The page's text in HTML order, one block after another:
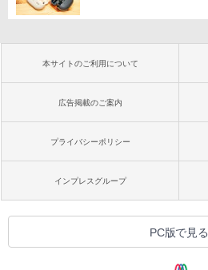
本サイトのご利用について
広告掲載のご案内
プライバシーポリシー
インプレスグループ
PC版で見る